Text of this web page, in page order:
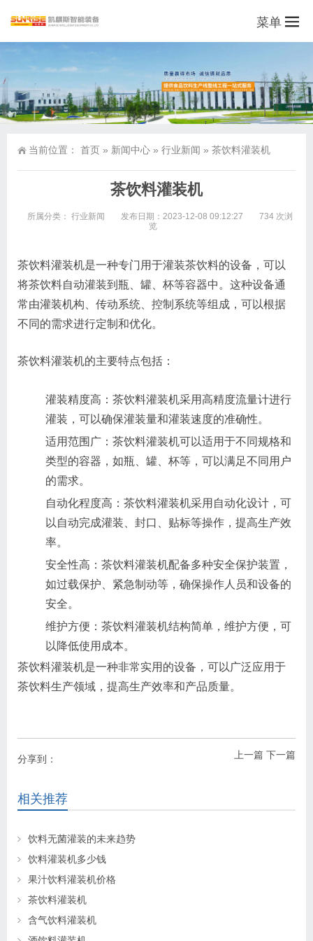
菜单
当前位置： 首页 » 新闻中心 » 行业新闻 » 茶饮料灌装机
茶饮料灌装机
所属分类： 行业新闻 发布日期：2023-12-08 09:12:27
734 次浏
览
茶饮料灌装机是一种专门用于灌装茶饮料的设备，可以
将茶饮料自动灌装到瓶、罐、杯等容器中。这种设备通
常由灌装机构、传动系统、控制系统等组成，可以根据
不同的需求进行定制和优化。
茶饮料灌装机的主要特点包括：
灌装精度高：茶饮料灌装机采用高精度流量计进行
灌装，可以确保灌装量和灌装速度的准确性。
适用范围广：茶饮料灌装机可以适用于不同规格和
类型的容器，如瓶、罐、杯等，可以满足不同用户
的需求。
自动化程度高：茶饮料灌装机采用自动化设计，可
以自动完成灌装、封口、贴标等操作，提高生产效
率。
安全性高：茶饮料灌装机配备多种安全保护装置，
如过载保护、紧急制动等，确保操作人员和设备的
安全。
维护方便：茶饮料灌装机结构简单，维护方便，可
以降低使用成本。
茶饮料灌装机是一种非常实用的设备，可以广泛应用于
茶饮料生产领域，提高生产效率和产品质量。
上一篇 下一篇
分享到：
相关推荐
饮料无菌灌装的未来趋势
饮料灌装机多少钱
果汁饮料灌装机价格
茶饮料灌装机
含气饮料灌装机